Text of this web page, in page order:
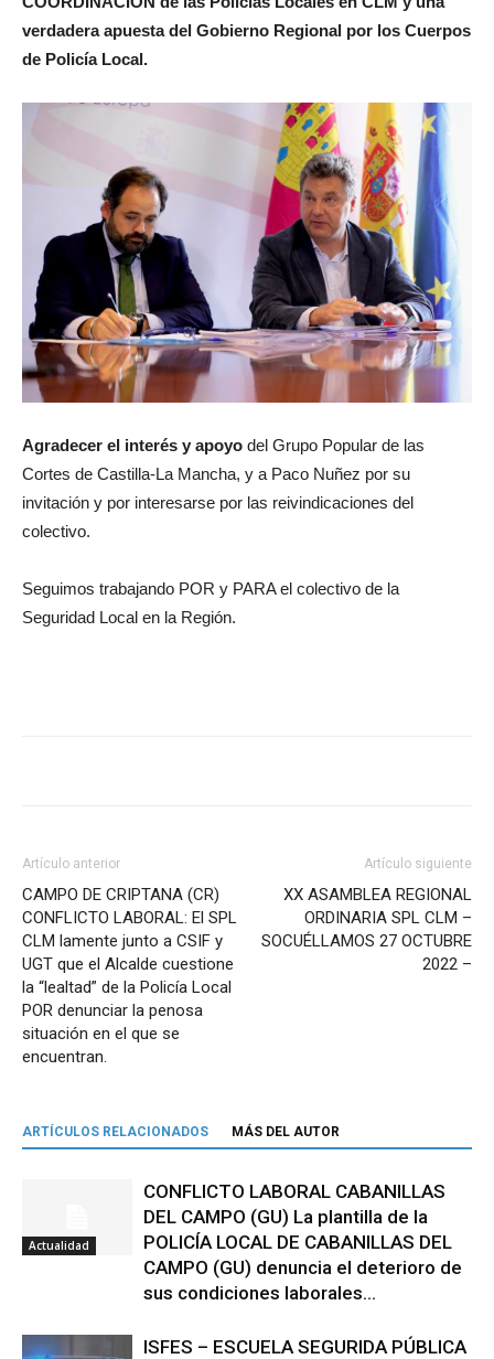
verdadera apuesta del Gobierno Regional por los Cuerpos
de Policía Local.
Agradecer el interés y apoyo del Grupo Popular de las
Cortes de Castilla-La Mancha, y a Paco Nuñez por su
invitación y por interesarse por las reivindicaciones del
colectivo.
Seguimos trabajando POR y PARA el colectivo de la
Seguridad Local en la Región.
Artículo anterior
CAMPO DE CRIPTANA (CR)
CONFLICTO LABORAL: El SPL
CLM lamente junto a CSIF y
UGT que el Alcalde cuestione
la “lealtad” de la Policía Local
POR denunciar la penosa
situación en el que se
encuentran.
Artículo siguiente
XX ASAMBLEA REGIONAL
ORDINARIA SPL CLM –
SOCUÉLLAMOS 27 OCTUBRE
2022 –
ARTÍCULOS RELACIONADOS MÁS DEL AUTOR
Actualidad
CONFLICTO LABORAL CABANILLAS
DEL CAMPO (GU) La plantilla de la
POLICÍA LOCAL DE CABANILLAS DEL
CAMPO (GU) denuncia el deterioro de
sus condiciones laborales...
ISFES – ESCUELA SEGURIDA PÚBLICA